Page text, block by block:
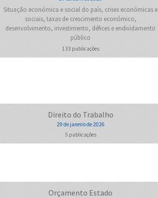
Situação económica e social do país, crises económicas e
sociais, taxas de crescimento económico,
desenvolvimento, investimento, défices e endividamento
público
133 publicações
Direito do Trabalho
29 de janeiro de 2026
5 publicações
Orçamento Estado